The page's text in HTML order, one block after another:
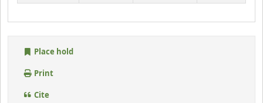
Place hold
Print
Cite